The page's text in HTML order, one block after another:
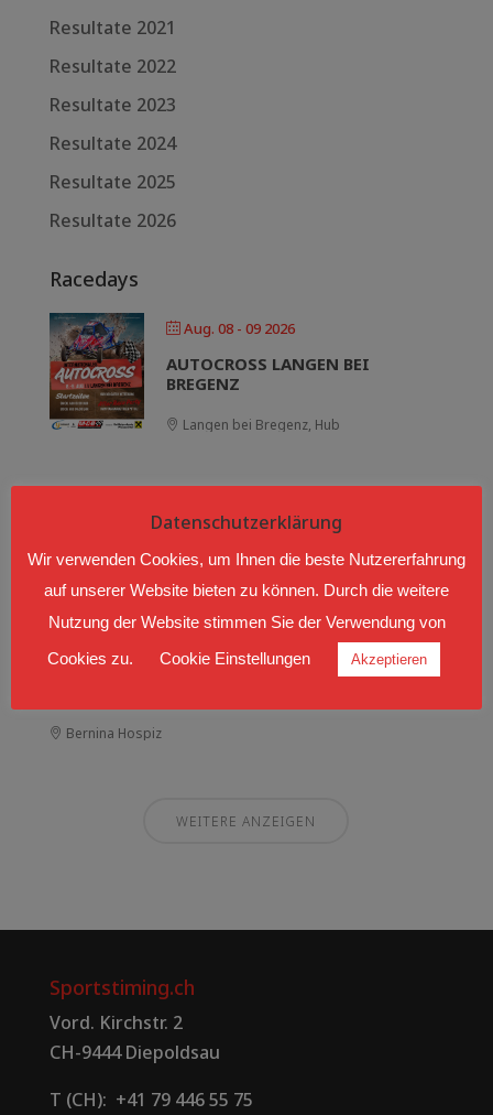
Resultate 2021
Resultate 2022
Resultate 2023
Resultate 2024
Resultate 2025
Resultate 2026
Racedays
Aug. 08 - 09 2026
AUTOCROSS LANGEN BEI
BREGENZ
Langen bei Bregenz, Hub
AROSA CLASSICCAR 2026
Arosa
Sep. 12 - 13 2026
Bernina Hospiz
WEITERE ANZEIGEN
Sportstiming.ch
Vord. Kirchstr. 2
CH-9444 Diepoldsau
T (CH): +41 79 446 55 75
Datenschutzerklärung
Wir verwenden Cookies, um Ihnen die beste Nutzererfahrung
auf unserer Website bieten zu können. Durch die weitere
Nutzung der Website stimmen Sie der Verwendung von
Cookies zu.
Cookie Einstellungen Akzeptieren